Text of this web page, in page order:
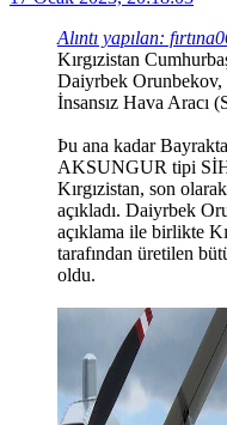
Alıntı yapılan:
Kırgızistan
Daiyrbek Orunbekov,
İnsansız Hava Aracı
Þu ana kadar
AKSUNGUR tipi
Kırgızistan, son
açıkladı. Daiyrbek
açıklama ile birlikte
tarafından üretilen
oldu.